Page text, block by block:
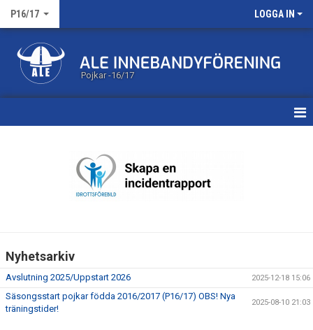
P16/17 LOGGA IN
Pojkar -16/17
TRUPPEN
DOKUMENT
Nyhetsarkiv
Avslutning 2025/Uppstart 2026 2025-12-18 15:06
Säsongsstart pojkar födda 2016/2017 (P16/17) OBS! Nya
träningstider!
2025-08-10 21:03